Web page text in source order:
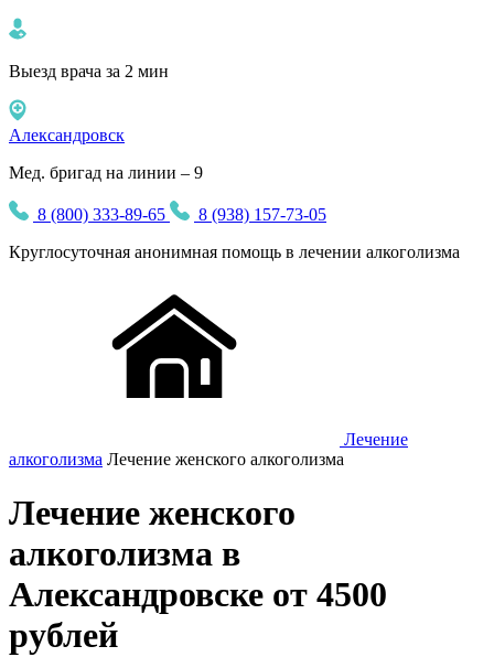
Выезд врача за 2 мин
Александровск
Мед. бригад на линии – 9
8 (800) 333-89-65
8 (938) 157-73-05
Круглосуточная анонимная помощь в лечении алкоголизма
Лечение
алкоголизма Лечение женского алкоголизма
Лечение женского
алкоголизма в
Александровске от 4500
рублей